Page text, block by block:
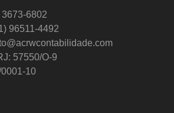
3673-6802
96511-4492
57550/O-9
10